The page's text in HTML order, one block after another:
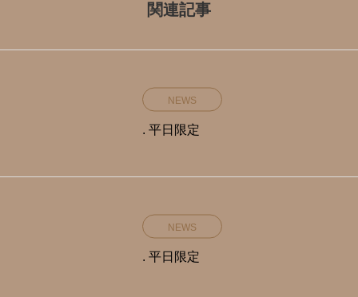
関連記事
NEWS
. 平日限定️
NEWS
. 平日限定️